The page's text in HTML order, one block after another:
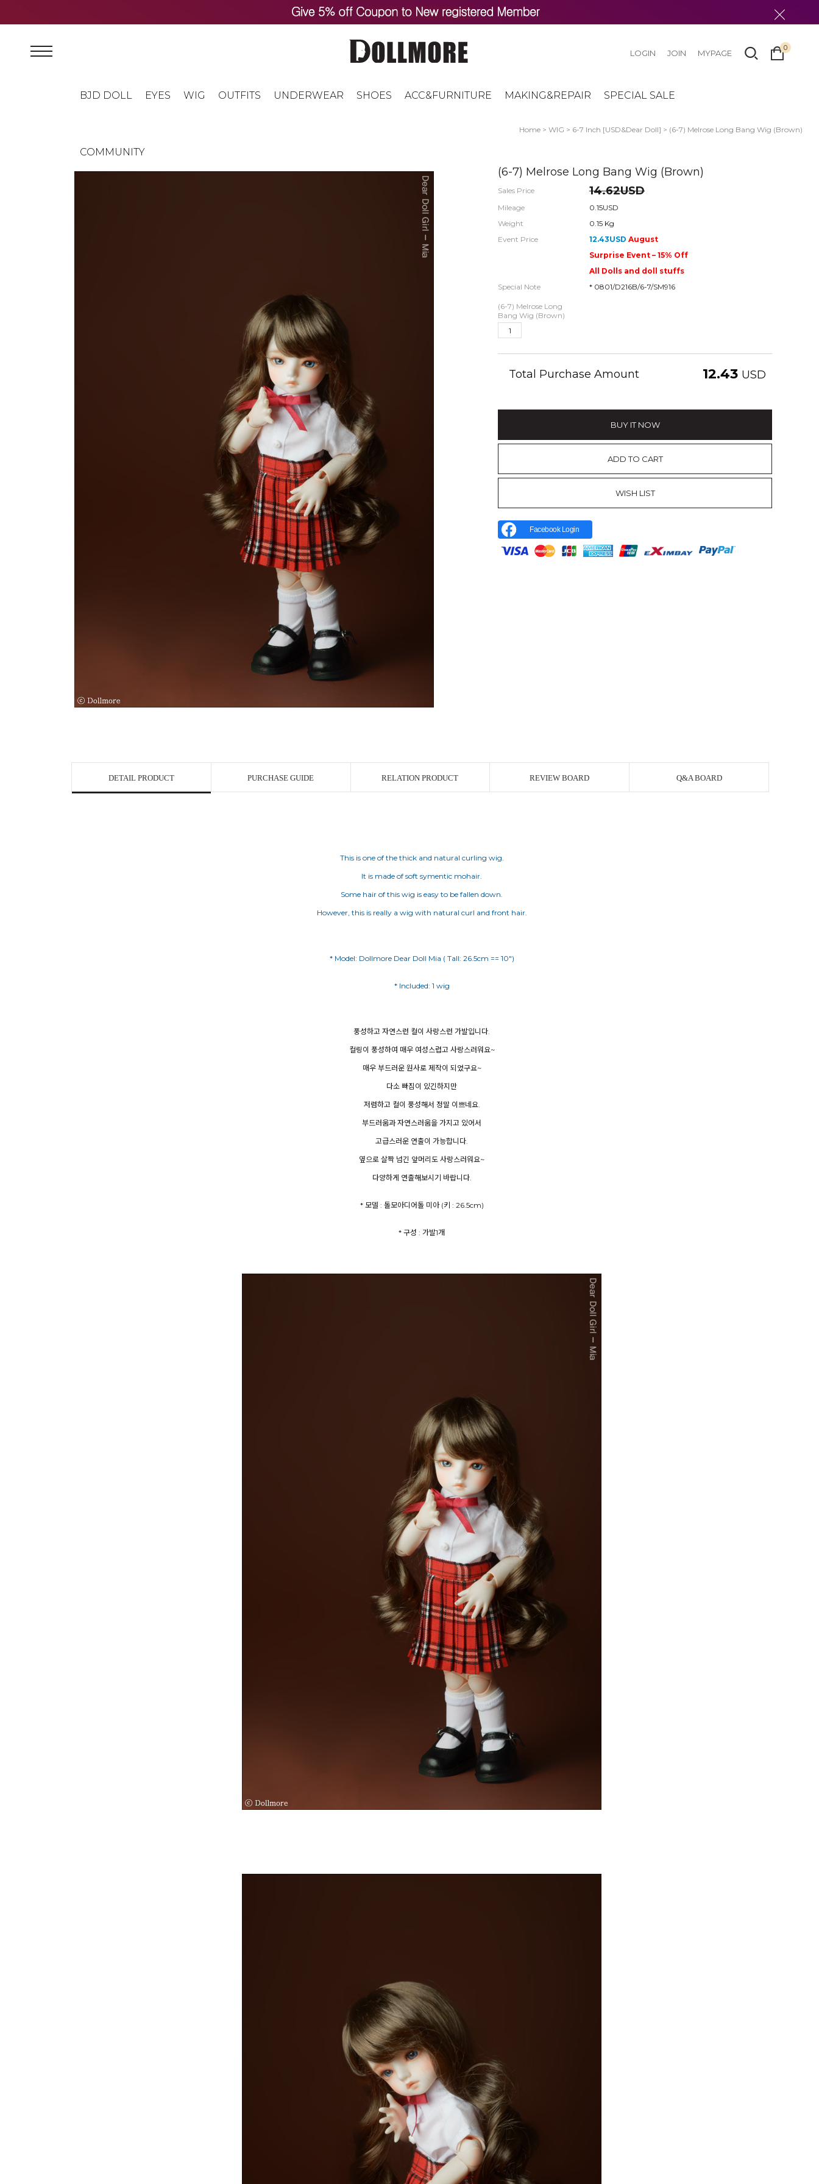
BJD DOLL EYES WIG OUTFITS UNDERWEAR SHOES ACC&FURNITURE MAKING&REPAIR SPECIAL SALE
COMMUNITY
LOGIN JOIN MYPAGE
0
Home > WIG > 6-7 Inch [USD&Dear Doll] > (6-7) Melrose Long Bang Wig (Brown)
(6-7) Melrose Long Bang Wig (Brown)
Sales Price 14.62USD
Mileage
0.15USD
Weight
0.15 Kg
Event Price
12.43USD August
Surprise Event – 15% Off
All Dolls and doll stuffs
Special Note
* 0801/D216B/6-7/SM916
(6-7) Melrose Long
Bang Wig (Brown)
Total Purchase Amount 12.43 USD
BUY IT NOW
ADD TO CART
WISH LIST
Facebook Login
DETAIL PRODUCT PURCHASE GUIDE RELATION PRODUCT REVIEW BOARD Q&A BOARD
This is one of the thick and natural curling wig.
It is made of soft symentic mohair.
Some hair of this wig is easy to be fallen down.
However, this is really a wig with natural curl and front hair.
* Model: Dollmore Dear Doll Mia ( Tall: 26.5cm == 10")
풍성하고 자연스런 컬이 사랑스런 가발입니다.
컬링이 풍성하여 매우 여성스럽고 사랑스러워요~
매우 부드러운 원사로 제작이 되었구요~
다소 빠짐이 있긴하지만
저렴하고 컬이 풍성해서 정말 이쁘네요.
부드러움과 자연스러움을 가지고 있어서
고급스러운 연출이 가능합니다.
옆으로 살짝 넘긴 앞머리도 사랑스러워요~
다양하게 연출해보시기 바랍니다.
* 모델 : 돌모아디어돌 미아 (키 : 26.5cm)
* 구성 : 가발1개